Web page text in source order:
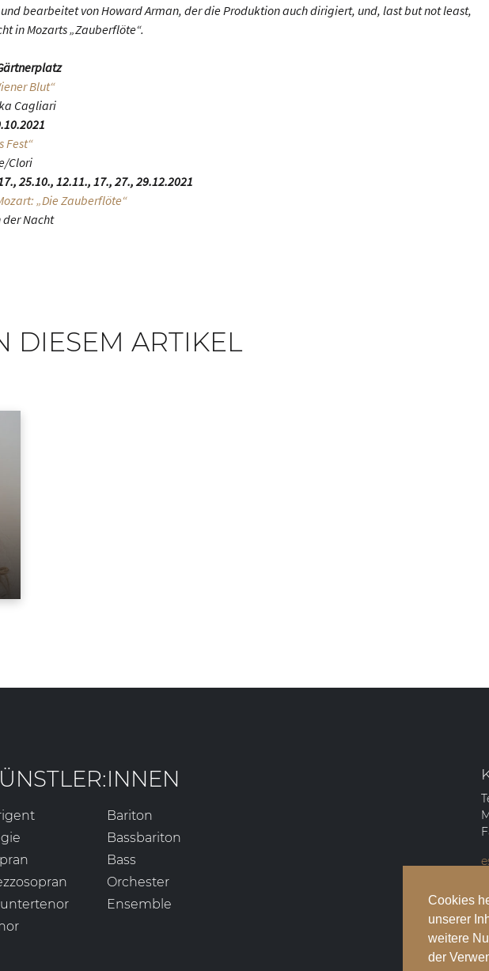
Cookies
unserer
weitere
der
bearbeitet von Howard Arman, der die Produktion auch dirigiert, und, last but not least,
in Mozarts „Zauberflöte“.
Blut“
Cagliari
Fest“
Clori
25.10., 12.11., 17., 27., 29.12.2021
„Die Zauberflöte“
der Nacht
DIESEM ARTIKEL
Bariton
Bassbariton
Bass
Orchester
Ensemble